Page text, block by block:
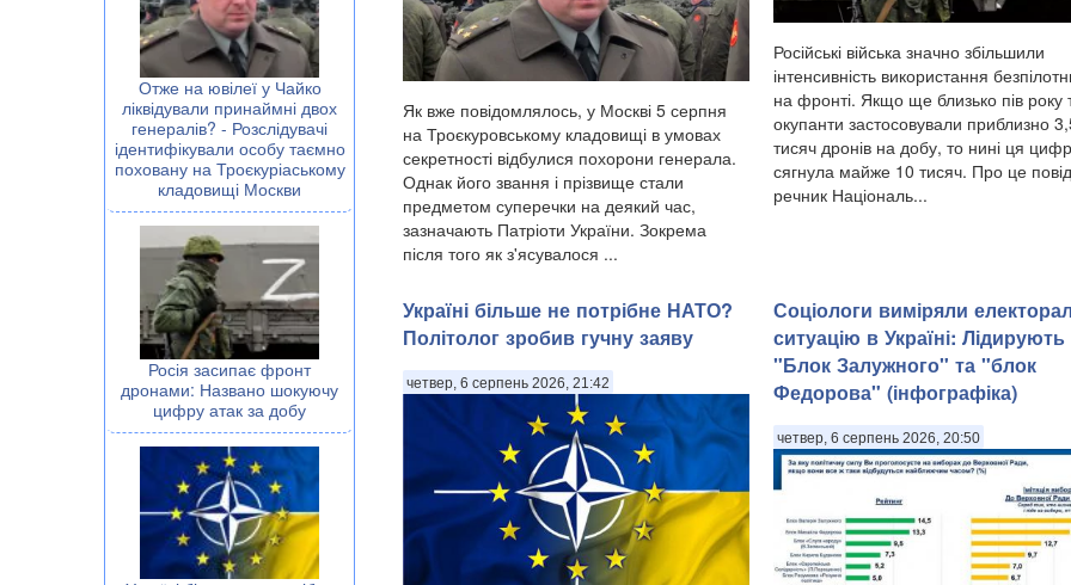
Отже на ювілеї у Чайко
ліквідували принаймні двох
генералів? - Розслідувачі
ідентифікували особу таємно
поховану на Троєкуріаському
кладовищі Москви
Росія засипає фронт
дронами: Названо шокуючу
цифру атак за добу
Як вже повідомлялось, у Москві 5 серпня
на Троєкуровському кладовищі в умовах
секретності відбулися похорони генерала.
Однак його звання і прізвище стали
предметом суперечки на деякий час,
зазначають Патріоти України. Зокрема
після того як з'ясувалося ...
Російські війська значно збільшили
інтенсивність використання
на фронті. Якщо ще близько пів року
окупанти застосовували приблизно
тисяч дронів на добу, то нині ця
сягнула майже 10 тисяч. Про це
речник Національ...
Україні більше не потрібне НАТО?
Політолог зробив гучну заяву
четвер, 6 серпень 2026, 21:42
Соціологи виміряли
ситуацію в Україні: ​Лідирують
"Блок Залужного" та "блок
Федорова" (інфографіка)
четвер, 6 серпень 2026, 20:50